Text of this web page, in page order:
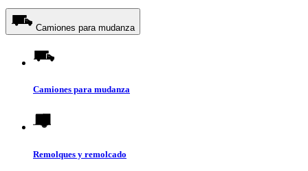
Camiones para mudanza
Camiones para mudanza
Remolques y remolcado